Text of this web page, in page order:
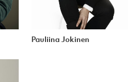
Pauliina Jokinen